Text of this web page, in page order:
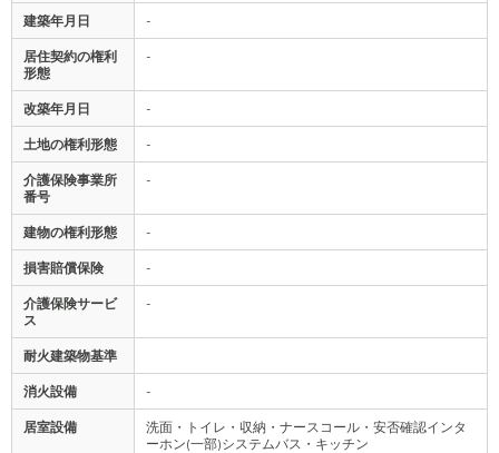
建築年月日 -
居住契約の権利
形態
-
改築年月日 -
土地の権利形態 -
介護保険事業所
番号
-
建物の権利形態 -
損害賠償保険 -
介護保険サービ
ス
-
耐火建築物基準
消火設備 -
居室設備
洗面・トイレ・収納・ナースコール・安否確認インタ
ーホン(一部)システムバス・キッチン